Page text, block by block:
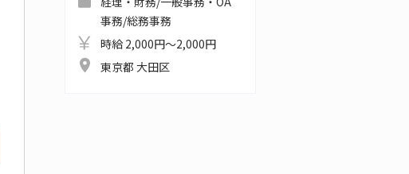
事務/総務事務
時給 2,000円～2,000円
東京都 大田区